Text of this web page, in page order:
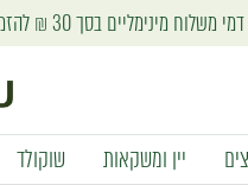
דמי המשלוח עשויים להשתנות בהתאם לכתובת אליה יישלחו המוצרים
פור
יו
יין ומשקאות שוקולד